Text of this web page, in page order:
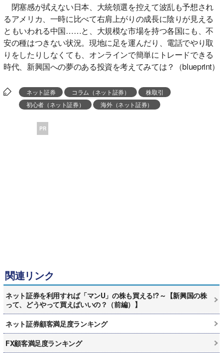
閉塞感が拭えない日本、大統領選を控えて波乱も予想され
るアメリカ、一時に比べて右肩上がりの成長に陰りが見える
ともいわれる中国……と、大規模な市場を持つ各国にも、不
安の種はつきない状況。現地に足を運んだり、電話でやり取
りをしたりしなくても、オンラインで簡単にトレードできる
時代、新興国への夢のある投資を考えてみては？（blueprint）
ネット証券 コラム（ネット証券）
株取引
初心者（ネット証券）
海外（ネット証券）
PR
関連リンク
ネット証券を利用すれば「マンU」の株も買える!?～【新興国の株
って、どうやって買えばいいの？（前編）】
ネット証券顧客満足度ランキング
FX顧客満足度ランキング